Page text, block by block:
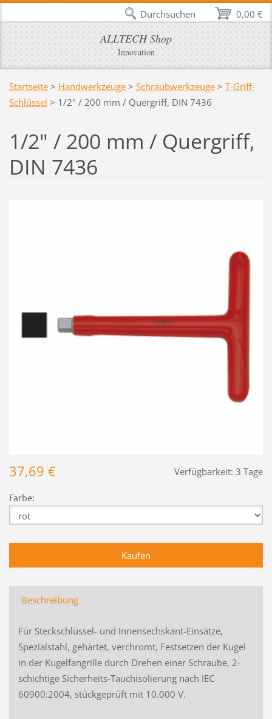
ALLTECH Shop
Innovation
Startseite > Handwerkzeuge > Schraubwerkzeuge > T-Griff-
Schlüssel > 1/2" / 200 mm / Quergriff, DIN 7436
1/2" / 200 mm / Quergriff,
DIN 7436
Verfügbarkeit: 3 Tage
37,69 €
Farbe:
Beschreibung
Für Steckschlüssel- und Innensechskant-Einsätze,
Spezialstahl, gehärtet, verchromt, Festsetzen der Kugel
in der Kugelfangrille durch Drehen einer Schraube, 2-
schichtige Sicherheits-Tauchisolierung nach IEC
60900:2004, stückgeprüft mit 10.000 V.
0,00 €
Durchsuchen